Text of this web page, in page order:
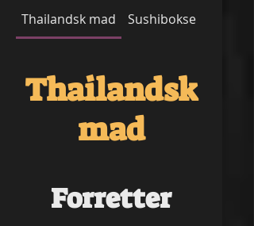
Thailandsk mad Sushibokse
Thailandsk
mad
Forretter